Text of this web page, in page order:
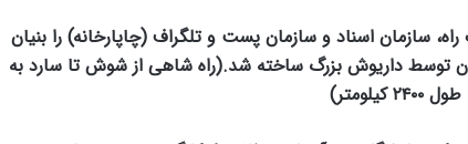
راه، سازمان اسناد و سازمان پست و تلگراف (چاپارخانه) را بنیان
توسط داریوش بزرگ ساخته شد.(راه شاهی از شوش تا سارد به
طول ۲۴۰۰ کیلومتر)